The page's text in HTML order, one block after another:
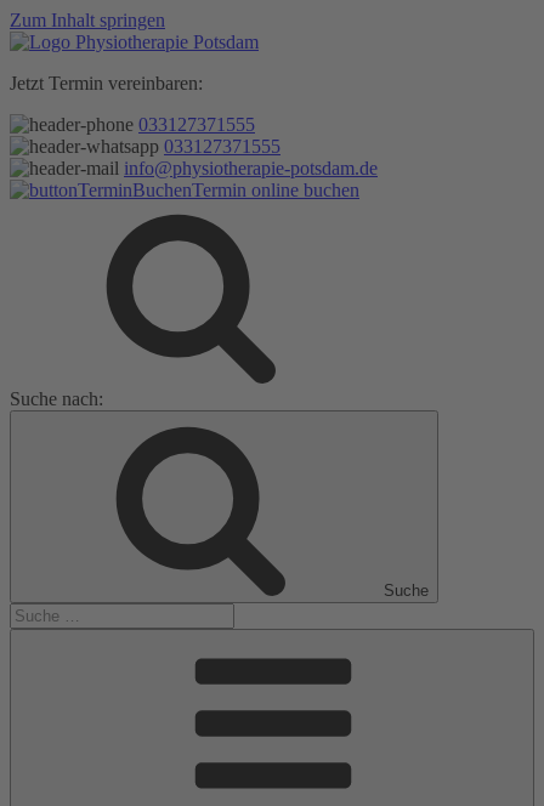
Zum Inhalt springen
Jetzt Termin vereinbaren:
033127371555
033127371555
info@physiotherapie-potsdam.de
Termin online buchen
Suche nach:
Suche